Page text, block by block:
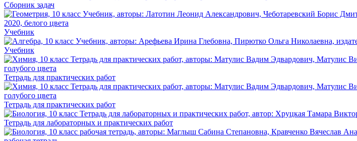
Сборник задач
Учебник
Учебник
Тетрадь для практических работ
Тетрадь для практических работ
Тетрадь для лабораторных и практических работ